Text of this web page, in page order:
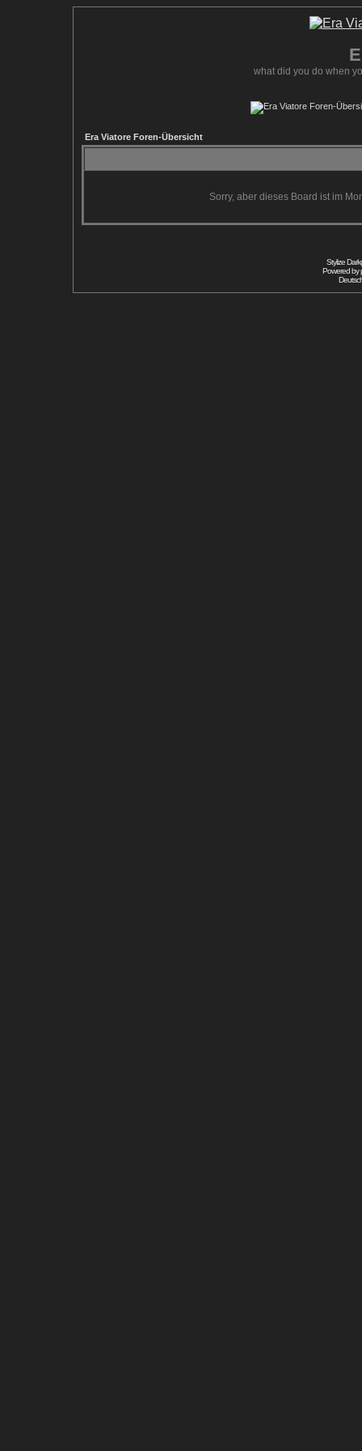
what did you do when
Era Viatore Foren-Übersicht
Sorry, aber dieses Board ist im
Stylize
Powered by